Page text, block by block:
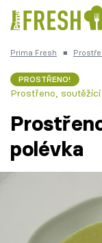
Česká kuchyně
Recepty
Prima Fresh ■
PROSTŘENO!
Prostřeno, soutěžící
polévka